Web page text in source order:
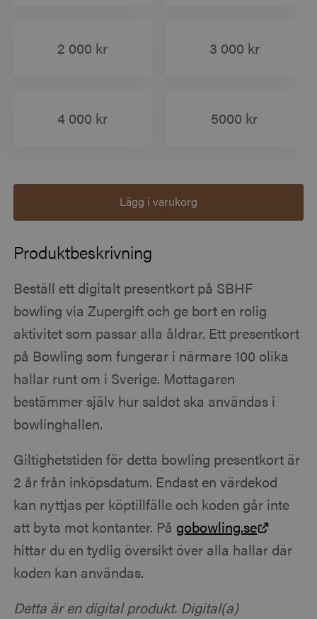
2 000 kr 3 000 kr
4 000 kr 5000 kr
Lägg i varukorg
Produktbeskrivning
Beställ ett digitalt presentkort på SBHF
bowling via Zupergift och ge bort en rolig
aktivitet som passar alla åldrar. Ett presentkort
på Bowling som fungerar i närmare 100 olika
hallar runt om i Sverige. Mottagaren
bestämmer själv hur saldot ska användas i
bowlinghallen.
Giltighetstiden för detta bowling presentkort är
2 år från inköpsdatum. Endast en värdekod
kan nyttjas per köptillfälle och koden går inte
att byta mot kontanter. Pågobowling.se
hittar du en tydlig översikt över alla hallar där
koden kan användas.
Detta är en digital produkt. Digital(a)